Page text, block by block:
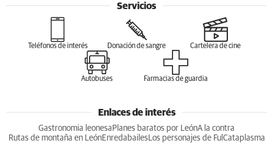
Servicios
Teléfonos de interés Donación de sangre Cartelera de cine
Autobuses Farmacias de guardia
Enlaces de interés
Gastronomia leonesa Planes baratos por LeónA la contra
Rutas de montaña en LeónEnredabailesLos personajes de Ful Cataplasma